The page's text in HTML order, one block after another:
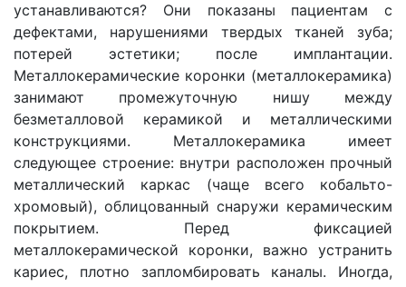
устанавливаются? Они показаны пациентам с
дефектами, нарушениями твердых тканей зуба;
потерей эстетики; после имплантации.
Металлокерамические коронки (металлокерамика)
занимают промежуточную нишу между
безметалловой керамикой и металлическими
конструкциями. Металлокерамика имеет
следующее строение: внутри расположен прочный
металлический каркас (чаще всего кобальто-
хромовый), облицованный снаружи керамическим
покрытием. Перед фиксацией
металлокерамической коронки, важно устранить
кариес, плотно запломбировать каналы. Иногда,